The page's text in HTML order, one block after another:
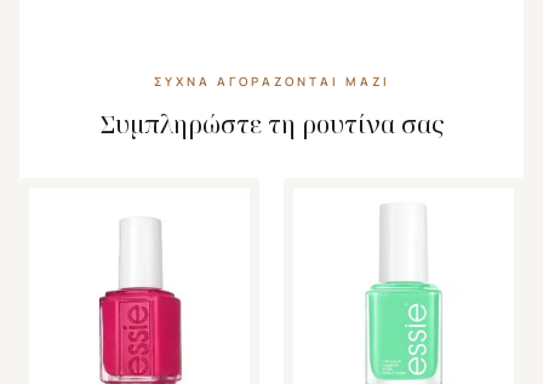
ΣΥΧΝΆ ΑΓΟΡΆΖΟΝΤΑΙ ΜΑΖΊ
Συμπληρώστε τη ρουτίνα σας